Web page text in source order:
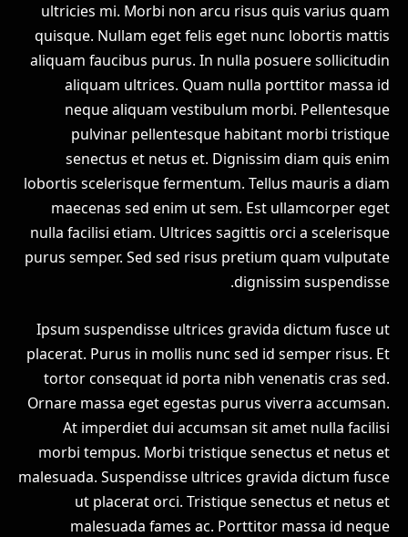
ultricies mi. Morbi non arcu risus quis varius quam
quisque. Nullam eget felis eget nunc lobortis mattis
aliquam faucibus purus. In nulla posuere sollicitudin
aliquam ultrices. Quam nulla porttitor massa id
neque aliquam vestibulum morbi. Pellentesque
pulvinar pellentesque habitant morbi tristique
senectus et netus et. Dignissim diam quis enim
lobortis scelerisque fermentum. Tellus mauris a diam
maecenas sed enim ut sem. Est ullamcorper eget
nulla facilisi etiam. Ultrices sagittis orci a scelerisque
purus semper. Sed sed risus pretium quam vulputate
dignissim suspendisse.
Ipsum suspendisse ultrices gravida dictum fusce ut
placerat. Purus in mollis nunc sed id semper risus. Et
tortor consequat id porta nibh venenatis cras sed.
Ornare massa eget egestas purus viverra accumsan.
At imperdiet dui accumsan sit amet nulla facilisi
morbi tempus. Morbi tristique senectus et netus et
malesuada. Suspendisse ultrices gravida dictum fusce
ut placerat orci. Tristique senectus et netus et
malesuada fames ac. Porttitor massa id neque